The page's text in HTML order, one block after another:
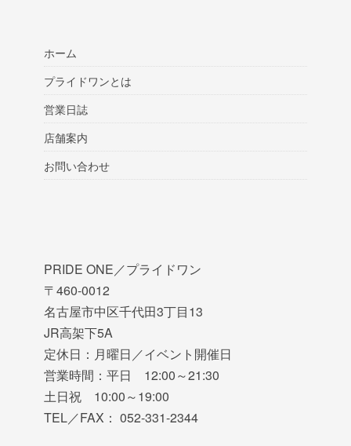
ホーム
プライドワンとは
営業日誌
店舗案内
お問い合わせ
PRIDE ONE／プライドワン
〒460-0012
名古屋市中区千代田3丁目13
JR高架下5A
定休日：月曜日／イベント開催日
営業時間：平日 12:00～21:30
土日祝 10:00～19:00
TEL／FAX： 052-331-2344